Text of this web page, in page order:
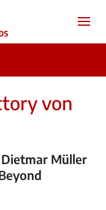
von
Dietmar Müller